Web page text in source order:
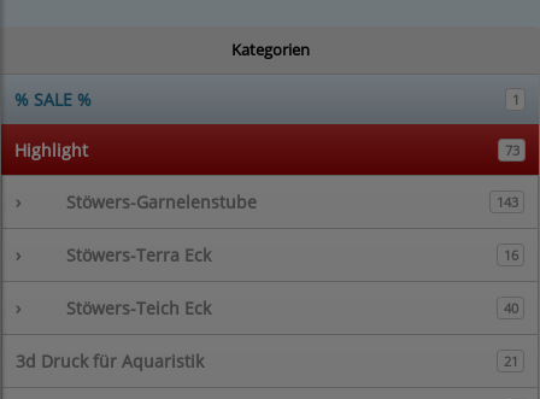
Kategorien
% SALE % 1
Highlight 73
› Stöwers-Garnelenstube 143
› Stöwers-Terra Eck 16
› Stöwers-Teich Eck 40
3d Druck für Aquaristik 21